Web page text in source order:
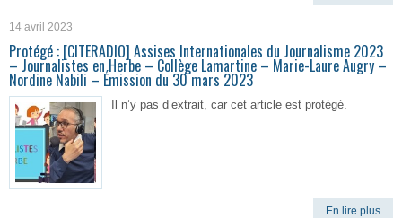
14 avril 2023
Protégé : [CITERADIO] Assises Internationales du Journalisme 2023
– Journalistes en Herbe – Collège Lamartine – Marie-Laure Augry –
Nordine Nabili – Émission du 30 mars 2023
Il n’y pas d’extrait, car cet article est protégé.
En lire plus